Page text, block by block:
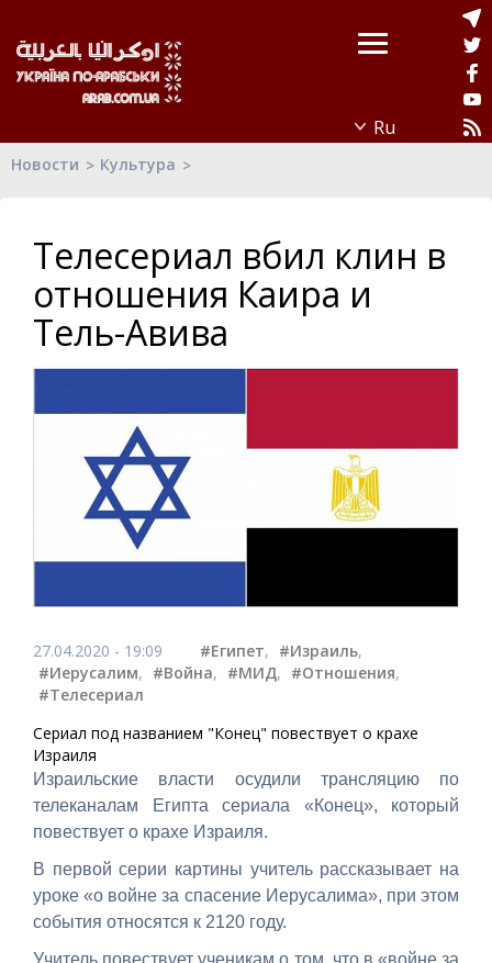
Новости Культура
Телесериал вбил клин в
отношения Каира и
Тель-Авива
27.04.2020 - 19:09 #Египет, #Израиль,
#Иерусалим, #Война, #МИД, #Отношения,
#Телесериал
Сериал под названием "Конец" повествует о крахе
Израиля
Израильские власти осудили трансляцию по
телеканалам Египта сериала «Конец», который
повествует о крахе Израиля.
В первой серии картины учитель рассказывает на
уроке «о войне за спасение Иерусалима», при этом
события относятся к 2120 году.
Учитель повествует ученикам о том, что в «войне за